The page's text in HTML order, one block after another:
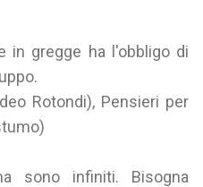
in gregge ha l'obbligo di
Rotondi), Pensieri per
sono infiniti. Bisogna